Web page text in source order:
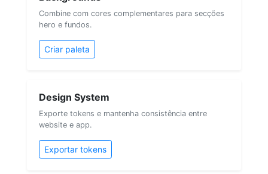
Combine com cores complementares para secções
hero e fundos.
Criar paleta
Design System
Exporte tokens e mantenha consistência entre
website e app.
Exportar tokens